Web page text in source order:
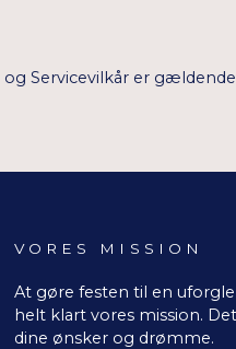
og Servicevilkår er
VORES MISSION
At gøre festen til en
helt klart vores mission.
dine ønsker og drømme.